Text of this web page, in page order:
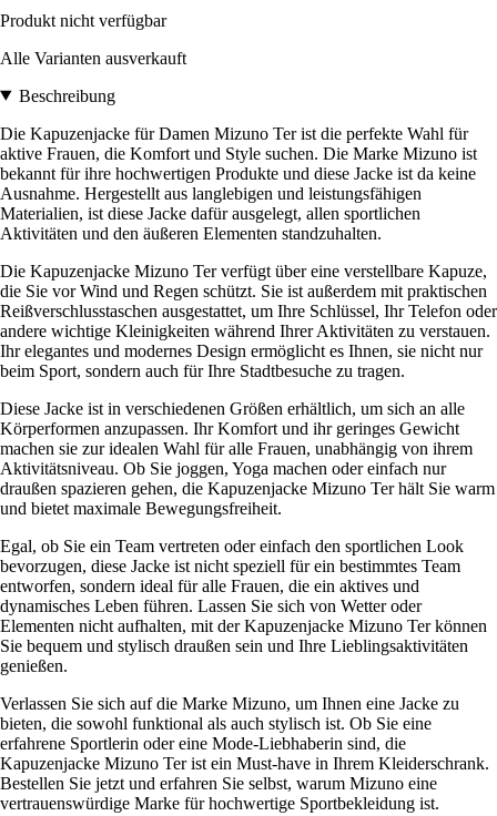
Produkt nicht verfügbar
Alle Varianten ausverkauft
Beschreibung
Die Kapuzenjacke für Damen Mizuno Ter ist die perfekte Wahl für
aktive Frauen, die Komfort und Style suchen. Die Marke Mizuno ist
bekannt für ihre hochwertigen Produkte und diese Jacke ist da keine
Ausnahme. Hergestellt aus langlebigen und leistungsfähigen
Materialien, ist diese Jacke dafür ausgelegt, allen sportlichen
Aktivitäten und den äußeren Elementen standzuhalten.
Die Kapuzenjacke Mizuno Ter verfügt über eine verstellbare Kapuze,
die Sie vor Wind und Regen schützt. Sie ist außerdem mit praktischen
Reißverschlusstaschen ausgestattet, um Ihre Schlüssel, Ihr Telefon oder
andere wichtige Kleinigkeiten während Ihrer Aktivitäten zu verstauen.
Ihr elegantes und modernes Design ermöglicht es Ihnen, sie nicht nur
beim Sport, sondern auch für Ihre Stadtbesuche zu tragen.
Diese Jacke ist in verschiedenen Größen erhältlich, um sich an alle
Körperformen anzupassen. Ihr Komfort und ihr geringes Gewicht
machen sie zur idealen Wahl für alle Frauen, unabhängig von ihrem
Aktivitätsniveau. Ob Sie joggen, Yoga machen oder einfach nur
draußen spazieren gehen, die Kapuzenjacke Mizuno Ter hält Sie warm
und bietet maximale Bewegungsfreiheit.
Egal, ob Sie ein Team vertreten oder einfach den sportlichen Look
bevorzugen, diese Jacke ist nicht speziell für ein bestimmtes Team
entworfen, sondern ideal für alle Frauen, die ein aktives und
dynamisches Leben führen. Lassen Sie sich von Wetter oder
Elementen nicht aufhalten, mit der Kapuzenjacke Mizuno Ter können
Sie bequem und stylisch draußen sein und Ihre Lieblingsaktivitäten
genießen.
Verlassen Sie sich auf die Marke Mizuno, um Ihnen eine Jacke zu
bieten, die sowohl funktional als auch stylisch ist. Ob Sie eine
erfahrene Sportlerin oder eine Mode-Liebhaberin sind, die
Kapuzenjacke Mizuno Ter ist ein Must-have in Ihrem Kleiderschrank.
Bestellen Sie jetzt und erfahren Sie selbst, warum Mizuno eine
vertrauenswürdige Marke für hochwertige Sportbekleidung ist.